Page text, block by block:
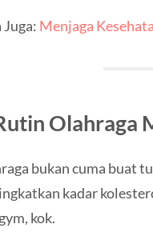
Juga: Menjaga
Olahraga
bukan cuma buat
kadar
kok.